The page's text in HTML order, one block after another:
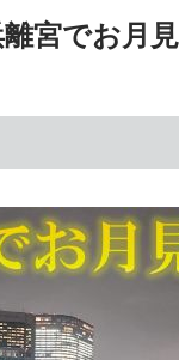
宮でお月